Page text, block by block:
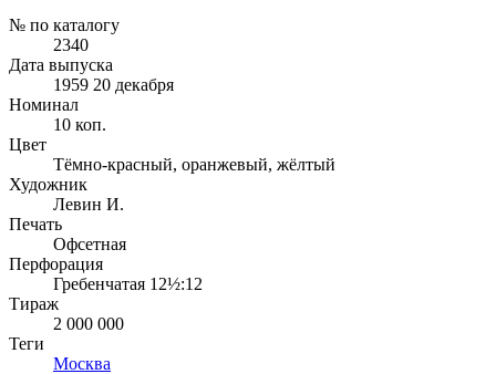
№ по каталогу
2340
Дата выпуска
1959 20 декабря
Номинал
10 коп.
Цвет
Тёмно-красный, оранжевый, жёлтый
Художник
Левин И.
Печать
Офсетная
Перфорация
Гребенчатая 12½:12
Тираж
2 000 000
Теги
Москва